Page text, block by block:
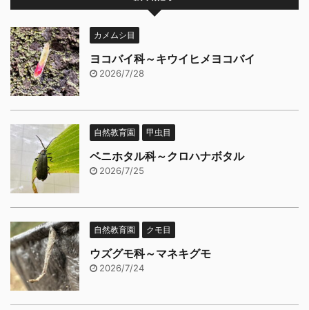
カメムシ目
ヨコバイ科～キウイヒメヨコバイ
2026/7/28
自然教育園 甲虫目
ベニホタル科～クロハナボタル
2026/7/25
自然教育園 クモ目
ウズグモ科～マネキグモ
2026/7/24